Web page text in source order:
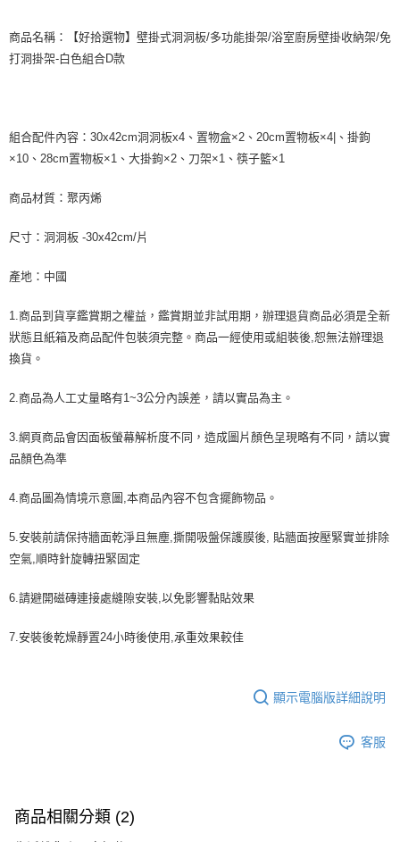
商品名稱：【好拾選物】壁掛式洞洞板/多功能掛架/浴室廚房壁掛收納架/免
打洞掛架-白色組合D款
組合配件內容：30x42cm洞洞板x4、置物盒×2、20cm置物板×4|、掛鉤
×10、28cm置物板×1、大掛鉤×2、刀架×1、筷子籃×1
商品材質：聚丙烯
尺寸：洞洞板 -30x42cm/片
產地：中國
1.商品到貨享鑑賞期之權益，鑑賞期並非試用期，辦理退貨商品必須是全新
狀態且紙箱及商品配件包裝須完整。商品一經使用或組裝後,恕無法辦理退
換貨。
2.商品為人工丈量略有1~3公分內誤差，請以實品為主。
3.網頁商品會因面板螢幕解析度不同，造成圖片顏色呈現略有不同，請以實
品顏色為準
4.商品圖為情境示意圖,本商品內容不包含擺飾物品。
5.安裝前請保持牆面乾淨且無塵,撕開吸盤保護膜後, 貼牆面按壓緊實並排除
空氣,順時針旋轉扭緊固定
6.請避開磁磚連接處縫隙安裝,以免影響黏貼效果
7.安裝後乾燥靜置24小時後使用,承重效果較佳
顯示電腦版詳細說明
客服
商品相關分類 (2)